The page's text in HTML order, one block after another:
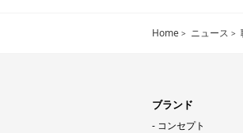
Home ニュース
ブランド
コンセプト